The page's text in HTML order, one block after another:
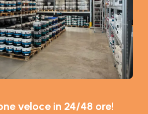
veloce in 24/48 ore!